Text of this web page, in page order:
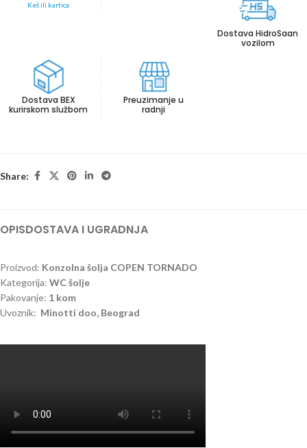
Keš ili kartica
Dostava HidroSaan
vozilom
Dostava BEX
kurirskom službom
Preuzimanje u
radnji
Share:
OPISDOSTAVA I UGRADNJA
Proizvod: Konzolna šolja COPEN TORNADO
Kategorija: WC šolje
Pakovanje: 1 kom
Uvoznik: Minotti doo, Beograd